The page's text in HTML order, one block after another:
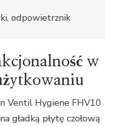
odpowietrznik
w
Ventil Hygiene FHV10
gładką płytę czołową